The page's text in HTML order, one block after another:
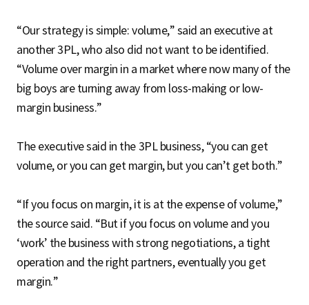
“Our strategy is simple: volume,” said an executive at
another 3PL, who also did not want to be identified.
“Volume over margin in a market where now many of the
big boys are turning away from loss-making or low-
margin business.”
The executive said in the 3PL business, “you can get
volume, or you can get margin, but you can’t get both.”
“If you focus on margin, it is at the expense of volume,”
the source said. “But if you focus on volume and you
‘work’ the business with strong negotiations, a tight
operation and the right partners, eventually you get
margin.”